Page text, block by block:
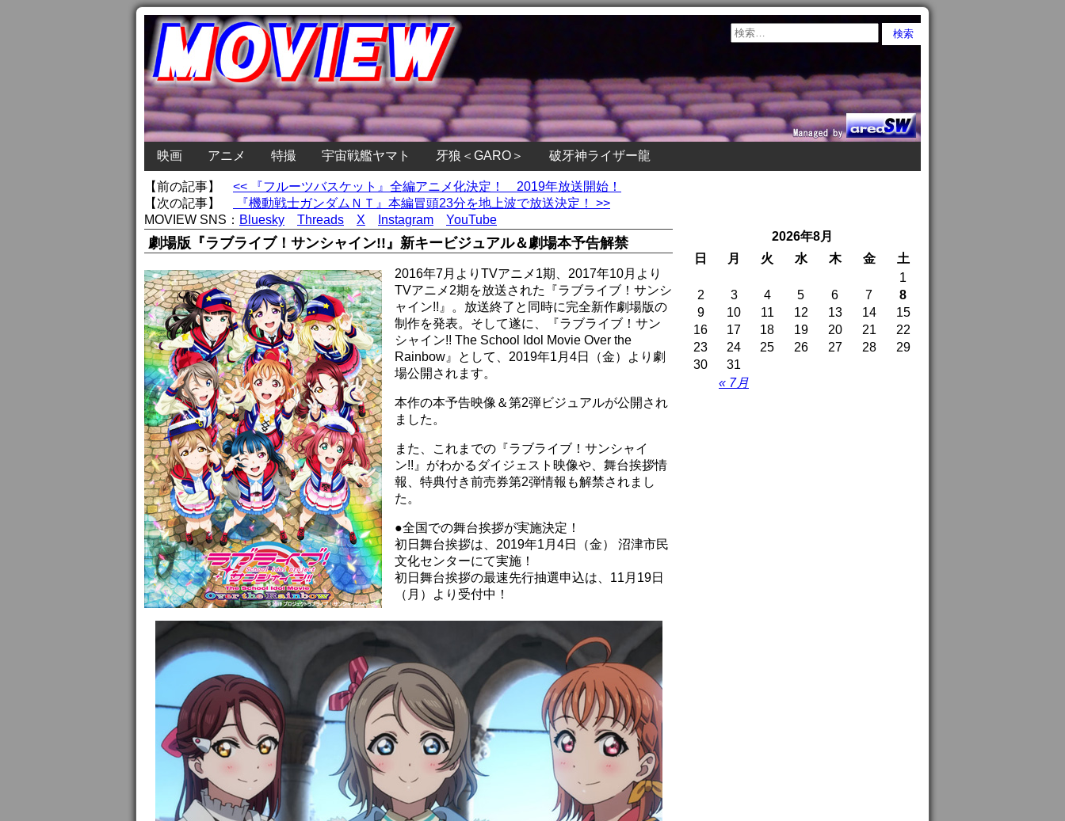
映画 アニメ 特撮 宇宙戦艦ヤマト 牙狼＜GARO＞ 破牙神ライザー龍
【前の記事】 << 『フルーツバスケット』全編アニメ化決定！ 2019年放送開始！
【次の記事】
『機動戦士ガンダムＮＴ』本編冒頭23分を地上波で放送決定！ >>
MOVIEW SNS： Bluesky Threads X Instagram YouTube
劇場版『ラブライブ！サンシャイン!!』新キービジュアル＆劇場本予告解禁
2016年7月よりTVアニメ1期、2017年10月より
TVアニメ2期を放送された『ラブライブ！サンシ
ャイン!!』。放送終了と同時に完全新作劇場版の
制作を発表。そして遂に、『ラブライブ！サン
シャイン!! The School Idol Movie Over the
Rainbow』として、2019年1月4日（金）より劇
場公開されます。
本作の本予告映像＆第2弾ビジュアルが公開され
ました。
また、これまでの『ラブライブ！サンシャイ
ン!!』がわかるダイジェスト映像や、舞台挨拶情
報、特典付き前売券第2弾情報も解禁されまし
た。
●全国での舞台挨拶が実施決定！
初日舞台挨拶は、2019年1月4日（金） 沼津市民
文化センターにて実施！
初日舞台挨拶の最速先行抽選申込は、11月19日
（月）より受付中！
2026年8月
日
月 火 水 木 金 土
« 7月
1
2
3 4 5 6 7
8
9
10 11 12 13 14
15
16
17 18 19 20 21
22
23
24 25 26 27 28
29
30
31